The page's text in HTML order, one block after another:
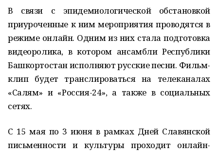
В связи с эпидемиологической обстановкой
приуроченные к ним мероприятия проводятся в
режиме онлайн. Одним из них стала подготовка
видеоролика, в котором ансамбли Республики
Башкортостан исполняют русские песни. Фильм-
клип будет транслироваться на телеканалах
«Салям» и «Россия-24», а также в социальных
сетях.
С 15 мая по 3 июня в рамках Дней Славянской
письменности и культуры проходит онлайн-